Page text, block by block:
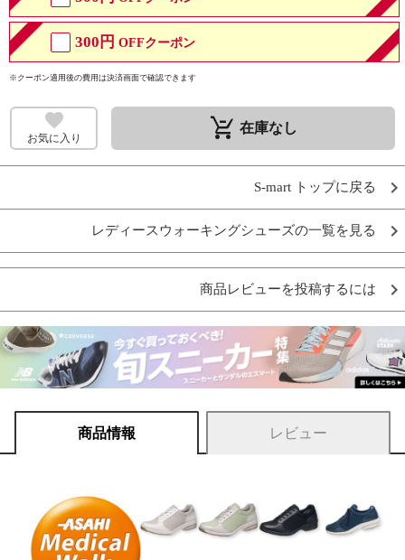
300円 OFFクーポン
※クーポン適用後の費用は決済画面で確認できます
お気に入り remove_shopping_cart 在庫なし
S-mart トップに戻る
レディースウォーキングシューズの一覧を見る
商品レビューを投稿するには
商品情報 レビュー